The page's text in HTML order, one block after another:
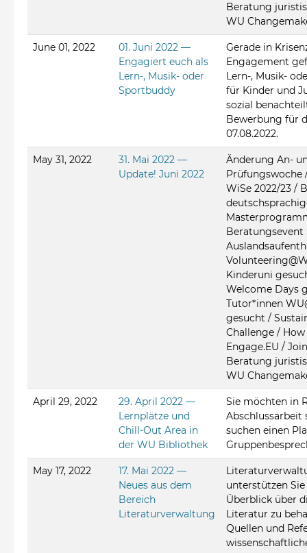
Beratung
WU
June 01, 2022
01. Juni 2022 —
Engagiert euch als
Lern-, Musik- oder
Sportbuddy
Gerade in
Engagement
Lern-, Musik-
für Kinder und
sozial
Bewerbung für
07.08.2022.
May 31, 2022
31. Mai 2022 —
Update! Juni 2022
Änderung An-
Prüfungswoche
WiSe 2022/23 /
Beratungsevent
Kinderuni
Welcome Days
Tutor*innen
gesucht /
Challenge /
Engage.EU /
Beratung
WU
April 29, 2022
29. April 2022 —
Lernplätze und
Chill-Out Area in
der WU Bibliothek
Sie möchten in
Abschlussarbeit
suchen einen
May 17, 2022
17. Mai 2022 —
Neues aus dem
Bereich
Literaturverwaltung
unterstützen Sie
Überblick über
Literatur zu
Quellen und